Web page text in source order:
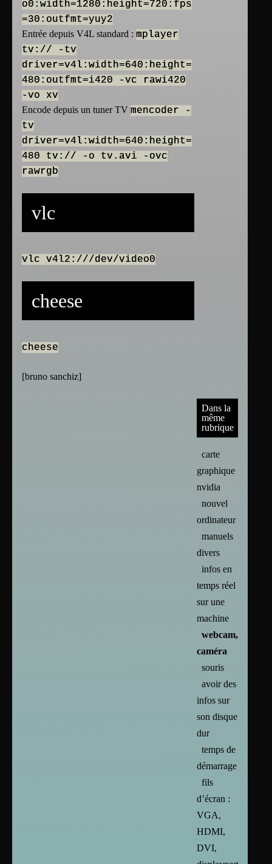
o0:width=1280:height=720:fps
=30:outfmt=yuy2
Entrée depuis V4L standard : mplayer
tv:// -tv
driver=v4l:width=640:height=
480:outfmt=i420 -vc rawi420
-vo xv
Encode depuis un tuner TV mencoder -
tv
driver=v4l:width=640:height=
480 tv:// -o tv.avi -ovc
rawrgb
vlc
vlc v4l2:///dev/video0
cheese
cheese
[bruno sanchiz]
Dans la
même
rubrique
carte
graphique :
nvidia
nouvel
ordinateur
manuels
divers
infos en
temps réel
sur une
machine
webcam,
caméra
souris
avoir des
infos sur
son disque
dur
temps de
démarrage
fils
d’écran :
VGA,
HDMI,
DVI,